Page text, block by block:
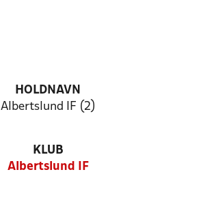
HOLDNAVN
Albertslund IF (2)
KLUB
Albertslund IF